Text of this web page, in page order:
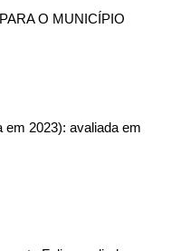
O MUNICÍPIO
em 2023): avaliada em